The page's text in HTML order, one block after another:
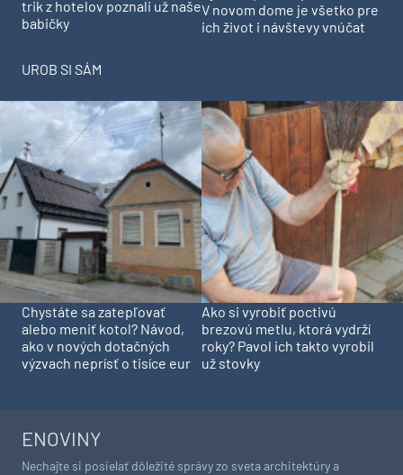
trik z hotelov poznali už naše
babičky
V novom dome je všetko pre
ich život i návštevy vnúčat
UROB SI SÁM
Chystáte sa zatepľovať
alebo meniť kotol? Návod,
ako v nových dotačných
výzvach neprísť o tisíce eur
Ako si vyrobiť poctivú
brezovú metlu, ktorá vydrží
roky? Pavol ich takto vyrobil
už stovky
ENOVINY
Nechajte si posielať dôležité správy zo sveta architektúry a